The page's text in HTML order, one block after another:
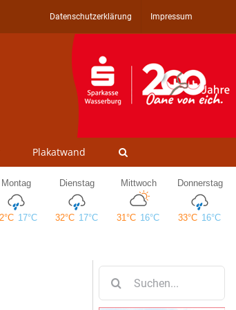
Datenschutzerklärung Impressum
Plakatwand
nach: